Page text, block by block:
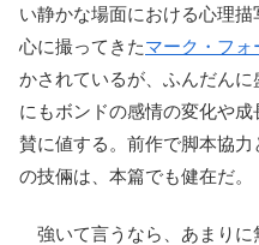
い静かな場面における心理
心に撮ってきたマーク・フォ
かされているが、ふんだん
にもボンドの感情の変化や
賛に値する。前作で脚本協力
の技倆は、本篇でも健在だ。
強いて言うなら、あまりに